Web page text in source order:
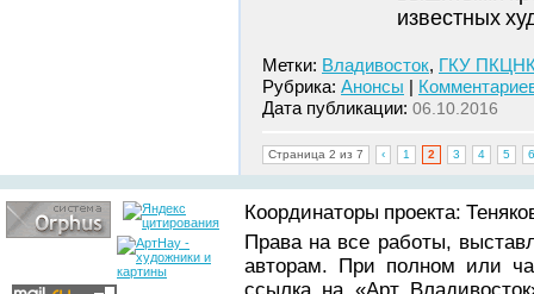
известных
Метки: Владивосток, ГКУ
Рубрика: Анонсы |
Дата публикации: 06.10.2016
Страница 2 из 7 ‹ 1 2 3 4 5 6
Координаторы проекта:
Права на все работы,
авторам. При полном или